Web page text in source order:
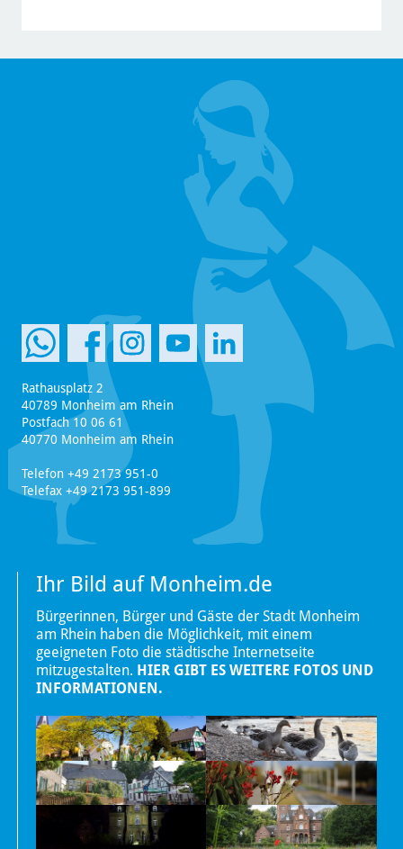
Rathausplatz 2
40789 Monheim am Rhein
Postfach 10 06 61
40770 Monheim am Rhein
Telefon +49 2173 951-0
Telefax +49 2173 951-899
Ihr Bild auf Monheim.de
Bürgerinnen, Bürger und Gäste der Stadt Monheim
am Rhein haben die Möglichkeit, mit einem
geeigneten Foto die städtische Internetseite
mitzugestalten. HIER GIBT ES WEITERE FOTOS UND
INFORMATIONEN.